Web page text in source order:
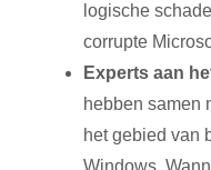
logische
corrupte
Experts aan
hebben samen
het gebied van